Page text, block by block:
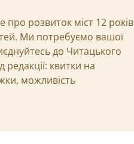
розвиток міст 12 років
Ми потребуємо вашої
до Читацького
квитки на
можливість